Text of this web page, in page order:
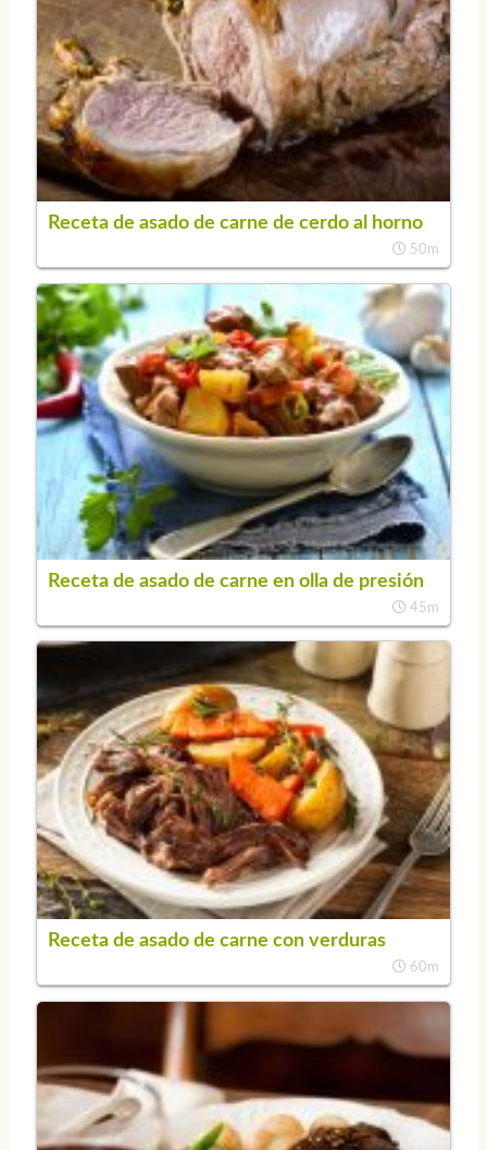
Receta de asado de carne de cerdo al horno
50m
Receta de asado de carne en olla de presión
45m
Receta de asado de carne con verduras
60m